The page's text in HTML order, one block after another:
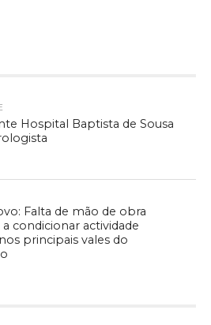
Hospital Baptista de Sousa
Falta de mão de obra
condicionar actividade
principais vales do